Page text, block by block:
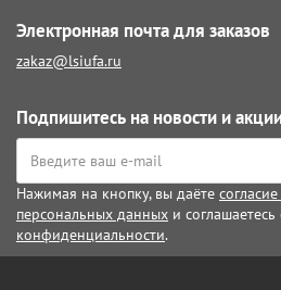
Электронная почта для заказов
zakaz@lsiufa.ru
Подпишитесь на новости и
Нажимая на кнопку, вы даёте
персональных данных и соглашаетесь
конфиденциальности.